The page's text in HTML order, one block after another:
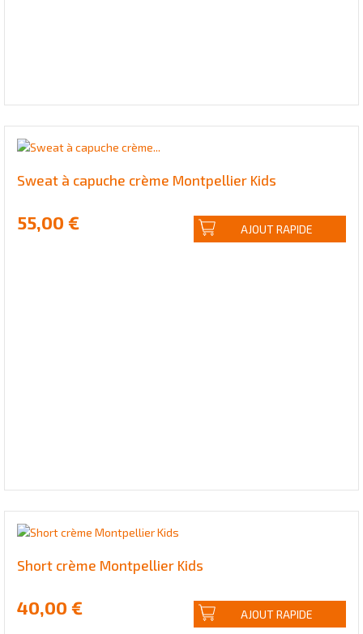
Sweat à capuche crème Montpellier Kids
55,00 € AJOUT RAPIDE
Short crème Montpellier Kids
40,00 € AJOUT RAPIDE